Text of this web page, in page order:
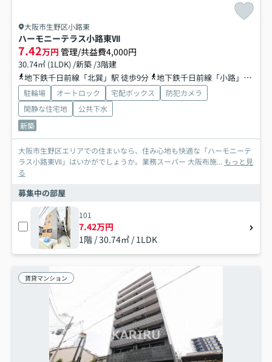
大阪市生野区小路東
ハーモニーテラス小路東Ⅶ
7.42万円 管理/共益費4,000円
30.74㎡ (1LDK) /新築 /3階建
地下鉄千日前線「北巽」駅 徒歩9分
地下鉄千日前線「小路」駅 徒歩10分
駐輪場 オートロック 宅配ボックス
防犯カメラ
閑静な住宅地
公共下水
新築
大阪市生野区エリアでの住まいなら、住み心地も快適な「ハーモニーテ
ラス小路東Ⅶ」はいかがでしょうか。業務スーパー 大阪布施... もっと見
る
募集中の部屋
101
7.42万円
1階 / 30.74㎡ / 1LDK
賃貸マンション